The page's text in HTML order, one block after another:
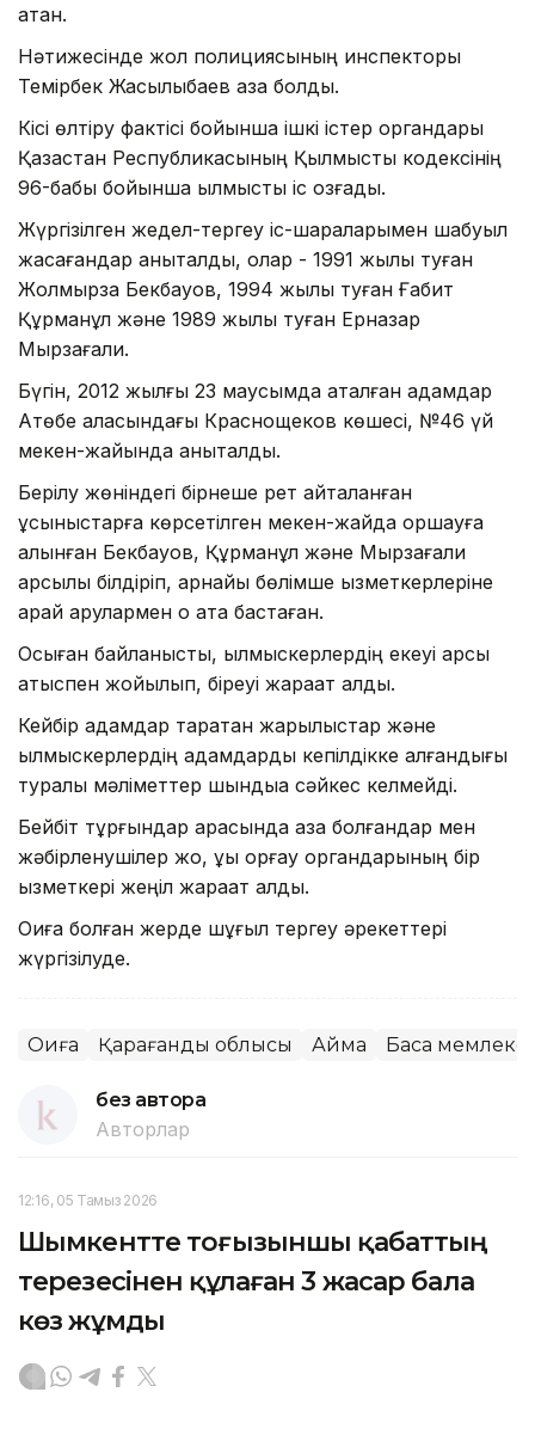
атқан.
Нәтижесінде жол полициясының инспекторы
Темірбек Жақсылықбаев қаза болды.
Кісі өлтіру фактісі бойынша ішкі істер органдары
Қазақстан Республикасының Қылмыстық кодексінің
96-бабы бойынша қылмыстық іс қозғады.
Жүргізілген жедел-тергеу іс-шараларымен шабуыл
жасағандар анықталды, олар - 1991 жылы туған
Жолмырза Бекбауов, 1994 жылы туған Ғабит
Құрманқұл және 1989 жылы туған Ерназар
Мырзағали.
Бүгін, 2012 жылғы 23 маусымда аталған адамдар
Ақтөбе қаласындағы Краснощеков көшесі, №46 үй
мекен-жайында анықталды.
Берілу жөніндегі бірнеше рет қайталанған
ұсыныстарға көрсетілген мекен-жайда қоршауға
алынған Бекбауов, Құрманқұл және Мырзағали
қарсылық білдіріп, арнайы бөлімше қызметкерлеріне
қарай қарулармен оқ ата бастаған.
Осыған байланысты, қылмыскерлердің екеуі қарсы
атыспен жойылып, біреуі жарақат алды.
Кейбір адамдар таратқан жарылыстар және
қылмыскерлердің адамдарды кепілдікке алғандығы
туралы мәліметтер шындыққа сәйкес келмейді.
Бейбіт тұрғындар арасында қаза болғандар мен
жәбірленушілер жоқ, құқық қорғау органдарының бір
қызметкері жеңіл жарақат алды.
Оқиға болған жерде шұғыл тергеу әрекеттері
жүргізілуде.
Оқиға Қарағанды облысы Аймақ Басқа
без автора
Авторлар
12:16, 05 Тамыз 2026
Шымкентте тоғызыншы қабаттың
терезесінен құлаған 3 жасар бала
көз жұмды